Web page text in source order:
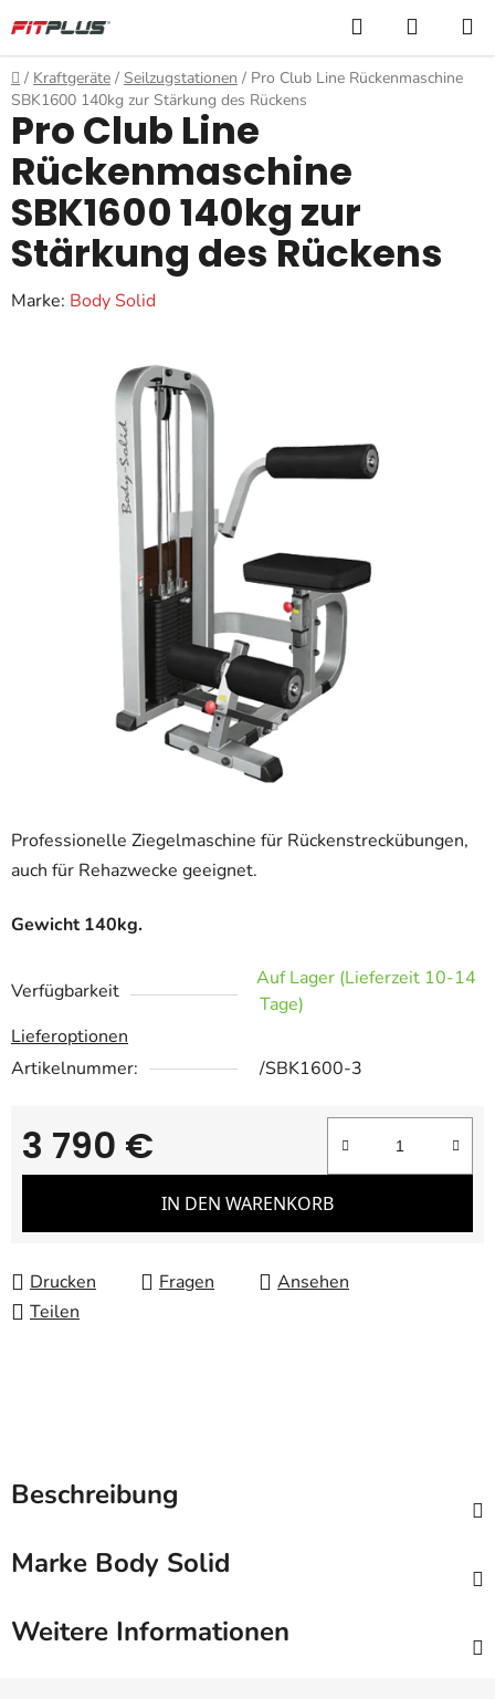
Inhalt
springen
Suchen
Startseite
/ Kraftgeräte / Seilzugstationen / Pro Club Line Rückenmaschine
SBK1600 140kg zur Stärkung des Rückens
Professionelle Ziegelmaschine für Rückenstreckübungen,
auch für Rehazwecke geeignet.
Gewicht 140kg.
Verfügbarkeit
Auf Lager (Lieferzeit 10-14
Tage)
Lieferoptionen
Artikelnummer:
/SBK1600-3
3 790 €
Verkaufspreis:
IN DEN WARENKORB
Drucken Fragen
Ansehen
Teilen
Pro Club Line
Rückenmaschine
SBK1600 140kg zur
Stärkung des Rückens
Marke: Body Solid
Beschreibung
Marke Body Solid
Weitere Informationen